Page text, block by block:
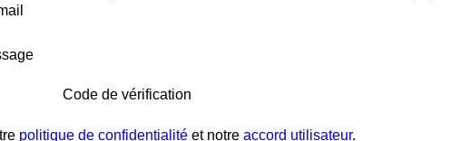
Code de vérification
politique de confidentialité et notre accord utilisateur.